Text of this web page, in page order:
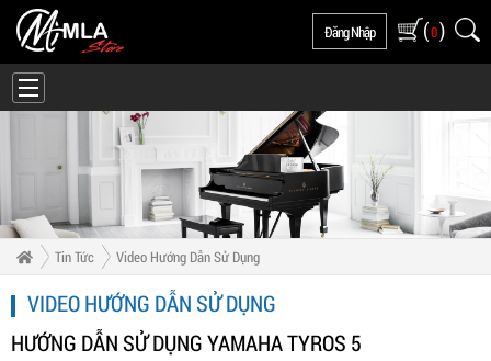
Đăng Nhập (0)
Tin Tức Video Hướng Dẫn Sử Dụng
VIDEO HƯỚNG DẪN SỬ DỤNG
HƯỚNG DẪN SỬ DỤNG YAMAHA TYROS 5